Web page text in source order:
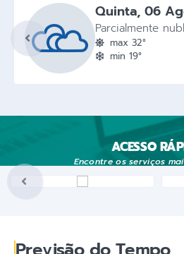
Quinta 06
Parcialmente
max 32°
min 19°
ACESSO
Encontre os serviços